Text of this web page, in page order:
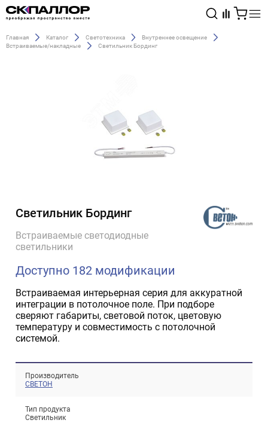
Взрывозащищённое оборудование
Проектирование систем освещения
Проектирование систем управления
info@pallor.ru
Главная Каталог Светотехника
Внутреннее освещение
Встраиваемые/накладные
Светильник Бординг
Светильник Бординг
Встраиваемые светодиодные
светильники
Доступно 182 модификации
Встраиваемая интерьерная серия для аккуратной
интеграции в потолочное поле. При подборе
сверяют габариты, световой поток, цветовую
температуру и совместимость с потолочной
системой.
Производитель
СВЕТОН
Тип продукта
Светильник